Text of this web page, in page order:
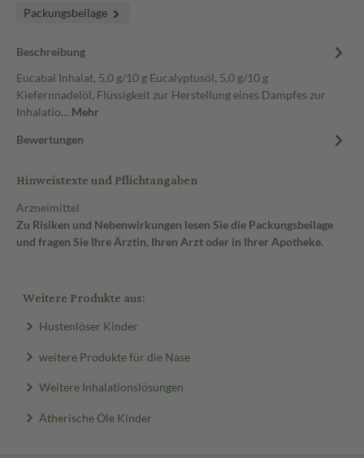
Packungsbeilage
Beschreibung
Eucabal Inhalat, 5,0 g/10 g Eucalyptusöl, 5,0 g/10 g
Kiefernnadelöl, Flüssigkeit zur Herstellung eines Dampfes zur
Inhalatio… Mehr
Bewertungen
Hinweistexte und Pflichtangaben
Arzneimittel
Zu Risiken und Nebenwirkungen lesen Sie die Packungsbeilage
und fragen Sie Ihre Ärztin, Ihren Arzt oder in Ihrer Apotheke.
Weitere Produkte aus:
Hustenlöser Kinder
weitere Produkte für die Nase
Weitere Inhalationslösungen
Ätherische Öle Kinder